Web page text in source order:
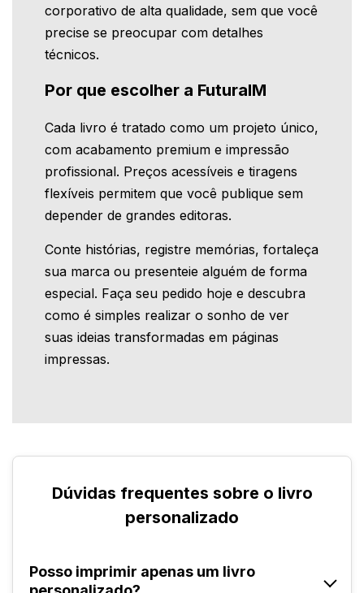
corporativo de alta qualidade, sem que você
precise se preocupar com detalhes
técnicos.
Por que escolher a FuturaIM
Cada livro é tratado como um projeto único,
com acabamento premium e impressão
profissional. Preços acessíveis e tiragens
flexíveis permitem que você publique sem
depender de grandes editoras.
Conte histórias, registre memórias, fortaleça
sua marca ou presenteie alguém de forma
especial. Faça seu pedido hoje e descubra
como é simples realizar o sonho de ver
suas ideias transformadas em páginas
impressas.
Dúvidas frequentes sobre o livro
personalizado
Posso imprimir apenas um livro